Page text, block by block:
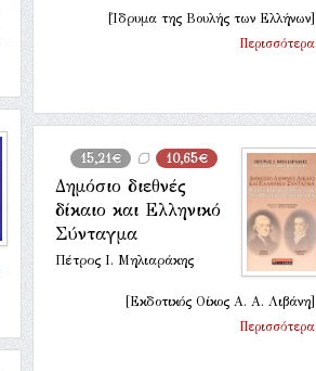
[Ίδρυμα της Βουλής των Ελλήνων]
Περισσότερα
15,21€ 10,65€
Δημόσιο διεθνές
δίκαιο και Ελληνικό
Σύνταγμα
Πέτρος Ι. Μηλιαράκης
[Εκδοτικός Οίκος Α. Α. Λιβάνη]
Περισσότερα